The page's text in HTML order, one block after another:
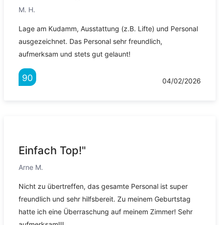
M. H.
Lage am Kudamm, Ausstattung (z.B. Lifte) und Personal
ausgezeichnet. Das Personal sehr freundlich,
aufmerksam und stets gut gelaunt!
90 04/02/2026
Einfach Top!"
Arne M.
Nicht zu übertreffen, das gesamte Personal ist super
freundlich und sehr hilfsbereit. Zu meinem Geburtstag
hatte ich eine Überraschung auf meinem Zimmer! Sehr